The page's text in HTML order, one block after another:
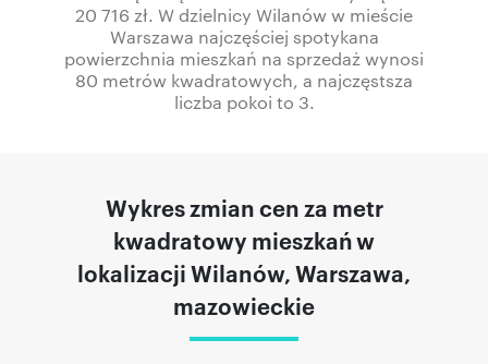
20 716 zł. W dzielnicy Wilanów w mieście
Warszawa najczęściej spotykana
powierzchnia mieszkań na sprzedaż wynosi
80 metrów kwadratowych, a najczęstsza
liczba pokoi to 3.
Wykres zmian cen za metr
kwadratowy mieszkań w
lokalizacji Wilanów, Warszawa,
mazowieckie